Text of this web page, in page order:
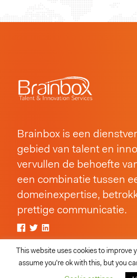
Brainbox is een
gebied van talent en
vervullen de behoefte
een combinatie tussen
domeinexpertise,
prettige communicatie.
Copyright © 2016-202,
Brainbox Consulting - Alle Rechten
This website uses cookies to improve
assume you're ok with this, but you